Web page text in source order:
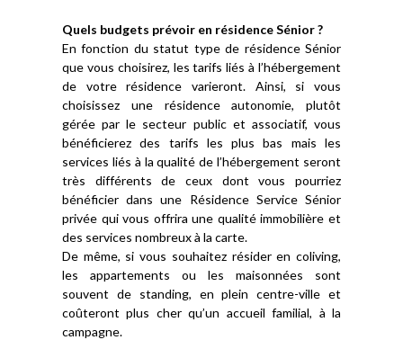
Quels budgets prévoir en résidence Sénior ?
En fonction du statut type de résidence Sénior
que vous choisirez, les tarifs liés à l’hébergement
de votre résidence varieront. Ainsi, si vous
choisissez une résidence autonomie, plutôt
gérée par le secteur public et associatif, vous
bénéficierez des tarifs les plus bas mais les
services liés à la qualité de l’hébergement seront
très différents de ceux dont vous pourriez
bénéficier dans une Résidence Service Sénior
privée qui vous offrira une qualité immobilière et
des services nombreux à la carte.
De même, si vous souhaitez résider en coliving,
les appartements ou les maisonnées sont
souvent de standing, en plein centre-ville et
coûteront plus cher qu’un accueil familial, à la
campagne.